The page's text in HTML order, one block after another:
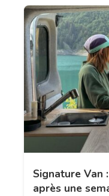
Signature Van
après une